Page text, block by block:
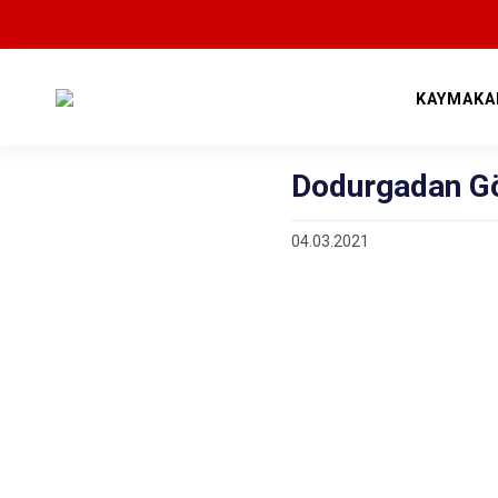
Dodurgadan
04.03.2021